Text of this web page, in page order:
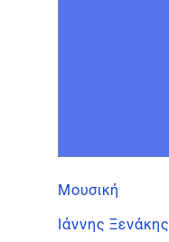
Μουσική
Ιάννης